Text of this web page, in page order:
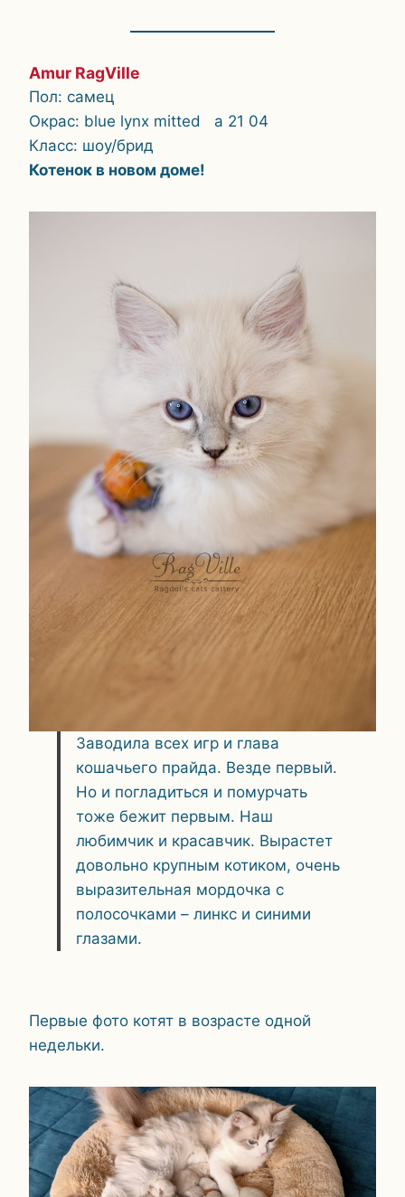
Amur RagVille
Пол: самец
Окрас: blue lynx mitted a 21 04
Класс: шоу/брид
Котенок в новом доме!
Заводила всех игр и глава
кошачьего прайда. Везде первый.
Но и погладиться и помурчать
тоже бежит первым. Наш
любимчик и красавчик. Вырастет
довольно крупным котиком, очень
выразительная мордочка с
полосочками – линкс и синими
глазами.
Первые фото котят в возрасте одной
недельки.